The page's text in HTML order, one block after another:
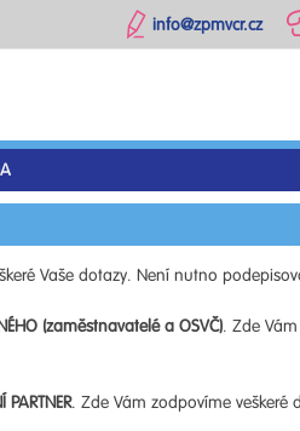
info@zpmvcr.cz
Vaše dotazy. Není nutno
(zaměstnavatelé a OSVČ). Zde
PARTNER. Zde Vám zodpovíme